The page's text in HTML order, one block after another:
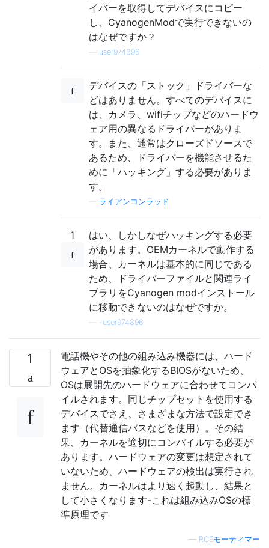
イバーを取得してデバイスにコピー
し、CyanogenModで実行できないの
はなぜですか？
user974896
デバイスの「ストック」ドライバーな
どはありません。すべてのデバイスに
は、カメラ、wifiチップなどのハードウ
ェア用の異なるドライバーがありま
す。また、通常はクローズドソースで
あるため、ドライバーを機能させるた
めに「ハッキング」する必要がありま
す。
ライアンコンラッド
1
はい、しかしなぜハッキングする必要
があります。OEMカーネルで動作する
場合、カーネルは基本的に同じである
ため、ドライバーファイルと関連ライ
ブラリをCyanogen modインストール
に移動できないのはなぜですか。
-user974896
1
電話機やその他の組み込み機器には、ハード
ウェアとOSを抽象化するBIOSがないため、
OSは展開先のハードウェアに合わせてコンパ
イルされます。同じチップセットを使用する
デバイスでさえ、さまざまな方法で設定でき
ます（代替通信バスなどを使用）。その結
果、カーネルを適切にコンパイルする必要が
あります。ハードウェアの変更は想定されて
いないため、ハードウェアの検出は実行され
ません。カーネルはより速く起動し、結果と
して小さくなります-これは組み込みOSの標
準原理です
— RCEモーティマー